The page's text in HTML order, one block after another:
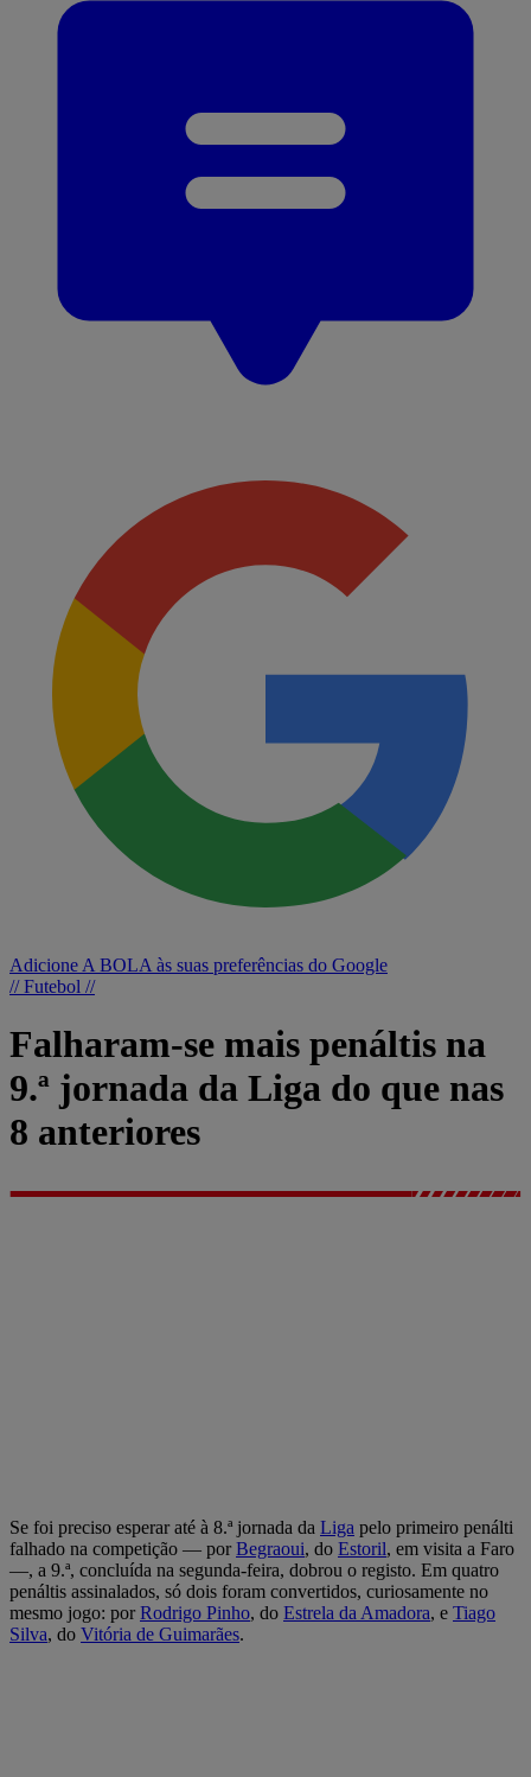
Adicione A BOLA às suas preferências do Google
// Futebol //
Falharam-se mais penáltis na
9.ª jornada da Liga do que nas
8 anteriores
Se foi preciso esperar até à 8.ª jornada da Liga pelo primeiro penálti
falhado na competição — porBegraoui, do Estoril, em visita a Faro
—, a 9.ª, concluída na segunda-feira, dobrou o registo. Em quatro
penáltis assinalados, só dois foram convertidos, curiosamente no
mesmo jogo: porRodrigo Pinho, do Estrela da Amadora, e Tiago
Silva, do Vitória de Guimarães.